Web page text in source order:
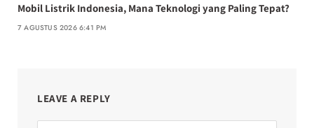
Mobil Listrik Indonesia, Mana Teknologi yang Paling Tepat?
7 AGUSTUS 2026 6:41 PM
LEAVE A REPLY